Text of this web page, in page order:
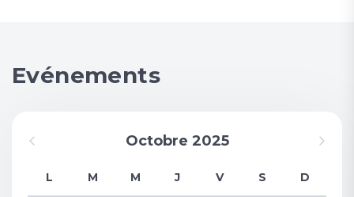
Evénements
Octobre 2025
L M M J V S D